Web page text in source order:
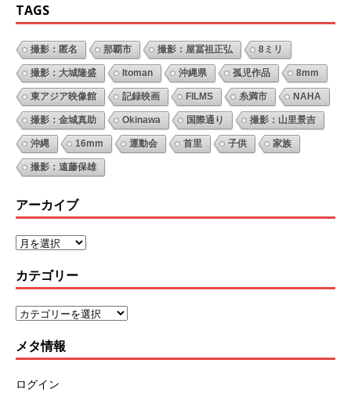
TAGS
撮影：匿名 那覇市 撮影：屋冨祖正弘 8ミリ
撮影：大城隆盛 Itoman 沖縄県 孤児作品 8mm
東アジア映像館 記録映画 FILMS 糸満市 NAHA
撮影：金城真助 Okinawa 国際通り 撮影：山里景吉
沖縄 16mm 運動会 首里 子供 家族
撮影：遠藤保雄
アーカイブ
カテゴリー
メタ情報
ログイン